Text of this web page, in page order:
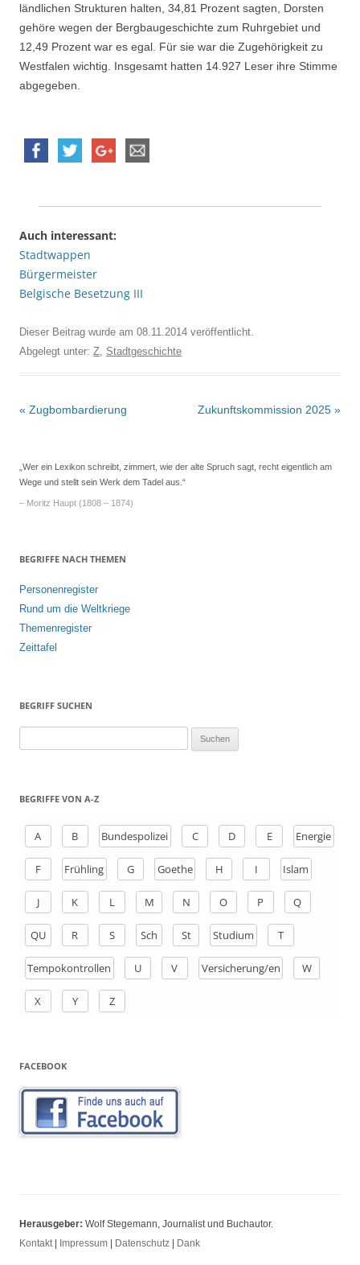
ländlichen Strukturen halten, 34,81 Prozent sagten, Dorsten
gehöre wegen der Bergbaugeschichte zum Ruhrgebiet und
12,49 Prozent war es egal. Für sie war die Zugehörigkeit zu
Westfalen wichtig. Insgesamt hatten 14.927 Leser ihre Stimme
abgegeben.
Auch interessant:
Stadtwappen
Bürgermeister
Belgische Besetzung III
Dieser Beitrag wurde am 08.11.2014 veröffentlicht.
Abgelegt unter: Z Stadtgeschichte
Beitrags-
« Zugbombardierung Zukunftskommission 2025 »
„Wer ein Lexikon schreibt, zimmert, wie der alte Spruch sagt, recht eigentlich am
Wege und stellt sein Werk dem Tadel aus.“
– Moritz Haupt (1808 – 1874)
BEGRIFFE NACH THEMEN
Personenregister
Rund um die Weltkriege
Themenregister
Zeittafel
BEGRIFF SUCHEN
h
BEGRIFFE VON A-Z
A B Bundespolizei C D E Energie
F Frühling G Goethe H I Islam
J K L M N O P Q
QU R S Sch St Studium T
Tempokontrollen U V Versicherung/en W
X Y Z
FACEBOOK
Herausgeber: Wolf Stegemann, Journalist und Buchautor.
Kontakt| Impressum | Datenschutz | Dank